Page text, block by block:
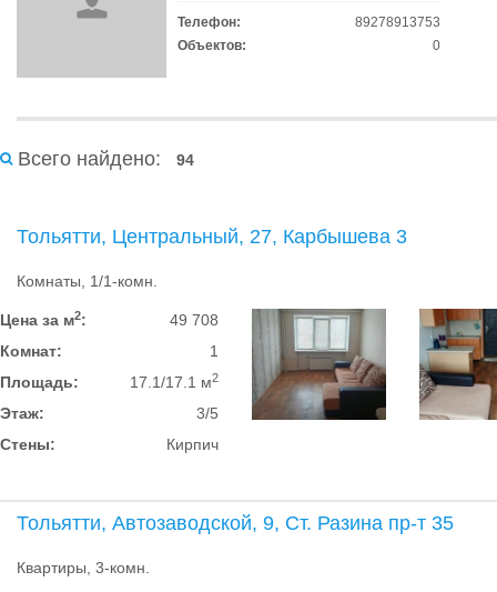
Телефон:
89278913753
Объектов:
0
Всего найдено: 94
Тольятти, Центральный, 27, Карбышева 3
Комнаты, 1/1-комн.
Цена за м2:
49 708
Комнат:
1
Площадь:
17.1/17.1 м2
Этаж:
3/5
Стены:
Кирпич
Тольятти, Автозаводской, 9, Ст. Разина пр-т 35
Квартиры, 3-комн.